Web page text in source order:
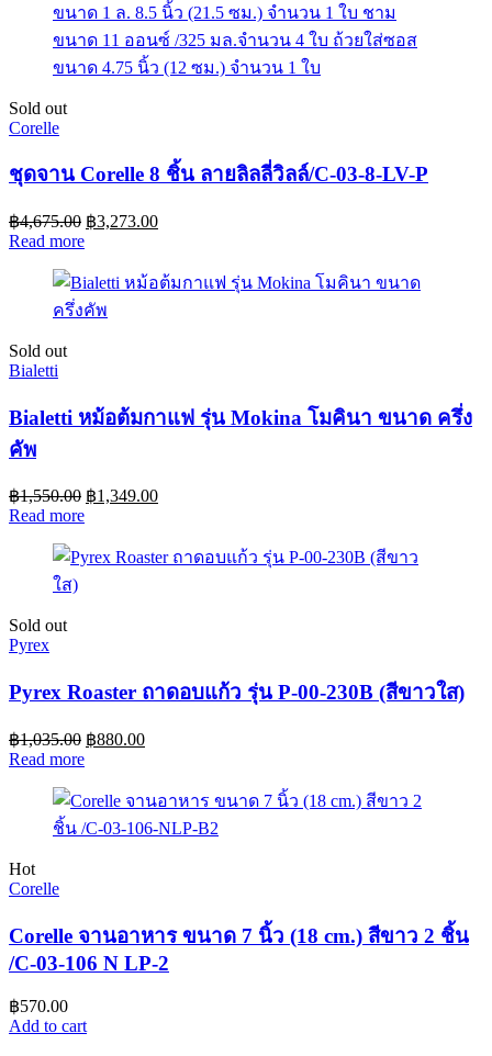
Sold out
Corelle
ชุดจาน Corelle 8 ชิ้น ลายลิลลี่วิลล์/C-03-8-LV-P
฿4,675.00 ฿3,273.00
Read more
Sold out
Bialetti
Bialetti หม้อต้มกาแฟ รุ่น Mokina โมคินา ขนาด ครึ่ง
คัพ
฿1,550.00 ฿1,349.00
Read more
Sold out
Pyrex
Pyrex Roaster ถาดอบแก้ว รุ่น P-00-230B (สีขาวใส)
฿1,035.00 ฿880.00
Read more
Hot
Corelle
Corelle จานอาหาร ขนาด 7 นิ้ว (18 cm.) สีขาว 2 ชิ้น
/C-03-106 N LP-2
฿570.00
Add to cart